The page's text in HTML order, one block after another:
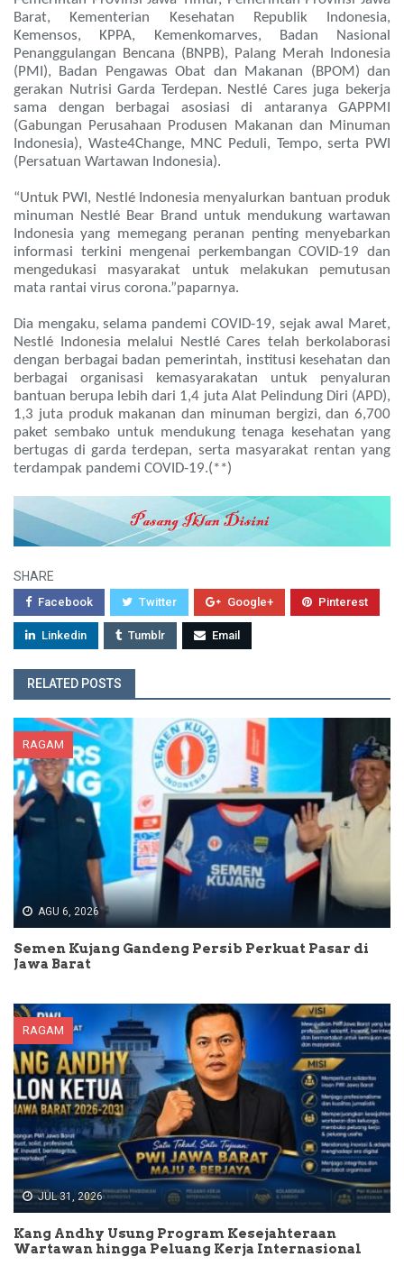
Barat, Kementerian Kesehatan Republik Indonesia,
Kemensos, KPPA, Kemenkomarves, Badan Nasional
Penanggulangan Bencana (BNPB), Palang Merah Indonesia
(PMI), Badan Pengawas Obat dan Makanan (BPOM) dan
gerakan Nutrisi Garda Terdepan. Nestlé Cares juga bekerja
sama dengan berbagai asosiasi di antaranya GAPPMI
(Gabungan Perusahaan Produsen Makanan dan Minuman
Indonesia), Waste4Change, MNC Peduli, Tempo, serta PWI
(Persatuan Wartawan Indonesia).
“Untuk PWI, Nestlé Indonesia menyalurkan bantuan produk
minuman Nestlé Bear Brand untuk mendukung wartawan
Indonesia yang memegang peranan penting menyebarkan
informasi terkini mengenai perkembangan COVID-19 dan
mengedukasi masyarakat untuk melakukan pemutusan
mata rantai virus corona.”paparnya.
Dia mengaku, selama pandemi COVID-19, sejak awal Maret,
Nestlé Indonesia melalui Nestlé Cares telah berkolaborasi
dengan berbagai badan pemerintah, institusi kesehatan dan
berbagai organisasi kemasyarakatan untuk penyaluran
bantuan berupa lebih dari 1,4 juta Alat Pelindung Diri (APD),
1,3 juta produk makanan dan minuman bergizi, dan 6,700
paket sembako untuk mendukung tenaga kesehatan yang
bertugas di garda terdepan, serta masyarakat rentan yang
terdampak pandemi COVID-19.(**)
SHARE
Facebook Twitter Google+ Pinterest
Linkedin Tumblr Email
RELATED POSTS
RAGAM
AGU 6, 2026
Semen Kujang Gandeng Persib Perkuat Pasar di
Jawa Barat
RAGAM
JUL 31, 2026
Kang Andhy Usung Program Kesejahteraan
Wartawan hingga Peluang Kerja Internasional